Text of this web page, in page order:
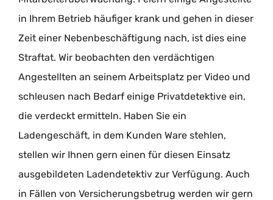
in Ihrem Betrieb häufiger krank und gehen in dieser
Zeit einer Nebenbeschäftigung nach, ist dies eine
Straftat. Wir beobachten den verdächtigen
Angestellten an seinem Arbeitsplatz per Video und
schleusen nach Bedarf einige Privatdetektive ein,
die verdeckt ermitteln. Haben Sie ein
Ladengeschäft, in dem Kunden Ware stehlen,
stellen wir Ihnen gern einen für diesen Einsatz
ausgebildeten Ladendetektiv zur Verfügung. Auch
in Fällen von Versicherungsbetrug werden wir gern